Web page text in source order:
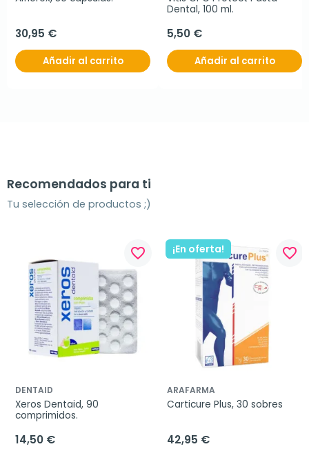
30,95 €
Añadir al carrito
Dental, 100 ml.
5,50 €
Añadir al carrito
Recomendados para ti
Tu selección de productos ;)
favorite_border
DENTAID
Xeros Dentaid, 90
comprimidos.
14,50 €
¡En oferta! favorite_border
ARAFARMA
Carticure Plus, 30 sobres
42,95 €